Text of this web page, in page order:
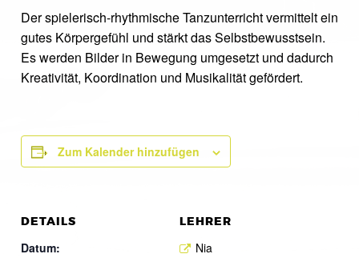
Der spielerisch-rhythmische Tanzunterricht vermittelt ein
gutes Körpergefühl und stärkt das Selbstbewusstsein.
Es werden Bilder in Bewegung umgesetzt und dadurch
Kreativität, Koordination und Musikalität gefördert.
Zum Kalender hinzufügen
DETAILS
Datum:
LEHRER
Nia